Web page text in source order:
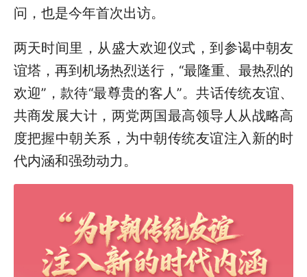
问，也是今年首次出访。
两天时间里，从盛大欢迎仪式，到参谒中朝友
谊塔，再到机场热烈送行，“最隆重、最热烈的
欢迎”，款待“最尊贵的客人”。共话传统友谊、
共商发展大计，两党两国最高领导人从战略高
度把握中朝关系，为中朝传统友谊注入新的时
代内涵和强劲动力。